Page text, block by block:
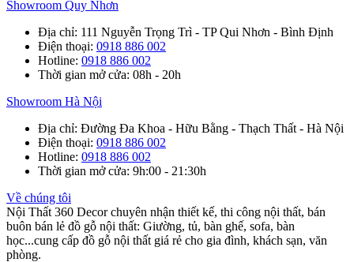
Showroom Quy Nhơn
Địa chỉ: 111 Nguyễn Trọng Trì - TP Qui Nhơn - Bình Định
Điện thoại: 0918 886 002
Hotline: 0918 886 002
Thời gian mở cửa: 08h - 20h
Showroom Hà Nội
Địa chỉ: Đường Đa Khoa - Hữu Bằng - Thạch Thất - Hà Nội
Điện thoại: 0918 886 002
Hotline: 0918 886 002
Thời gian mở cửa: 9h:00 - 21:30h
Về chúng tôi
Nội Thất 360 Decor chuyên nhận thiết kế, thi công nội thất, bán
buôn bán lẻ đồ gỗ nội thất: Giường, tủ, bàn ghế, sofa, bàn
học...cung cấp đồ gỗ nội thất giá rẻ cho gia đình, khách sạn, văn
phòng.